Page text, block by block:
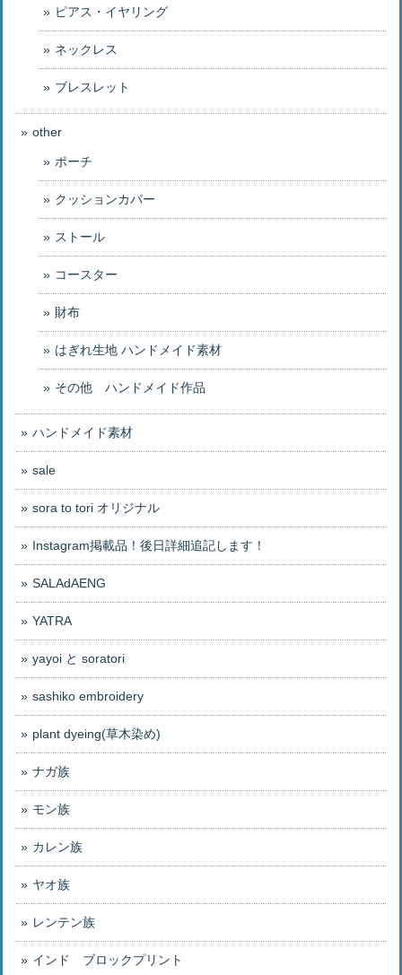
ピアス・イヤリング
ネックレス
ブレスレット
other
ポーチ
クッションカバー
ストール
コースター
財布
はぎれ生地 ハンドメイド素材
その他 ハンドメイド作品
ハンドメイド素材
sale
sora to tori オリジナル
Instagram掲載品！後日詳細追記します！
SALAdAENG
YATRA
yayoi と soratori
sashiko embroidery
plant dyeing(草木染め)
ナガ族
モン族
カレン族
ヤオ族
レンテン族
インド ブロックプリント